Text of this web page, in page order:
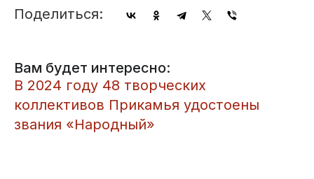
Поделиться:
Вам будет интересно:
В 2024 году 48 творческих
коллективов Прикамья удостоены
звания «Народный»